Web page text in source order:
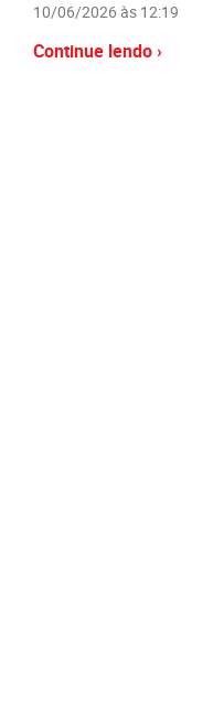
10/06/2026 às 12:19
Continue lendo ›